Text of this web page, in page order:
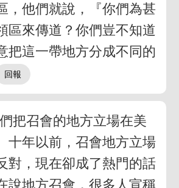
，他們就說，『你們為甚
區來傳道？你們豈不知道
把這一帶地方分成不同的
把召會的地方立場在美
十年以前，召會地方立場
對，現在卻成了熱門的話
說地方召會，很多人宣稱